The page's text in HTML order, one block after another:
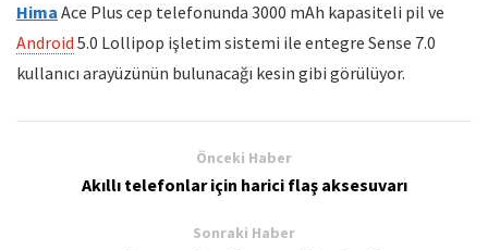
Hima Ace Plus cep telefonunda 3000 mAh kapasiteli pil ve
Android 5.0 Lollipop işletim sistemi ile entegre Sense 7.0
kullanıcı arayüzünün bulunacağı kesin gibi görülüyor.
Önceki Haber
Akıllı telefonlar için harici flaş aksesuvarı
Sonraki Haber